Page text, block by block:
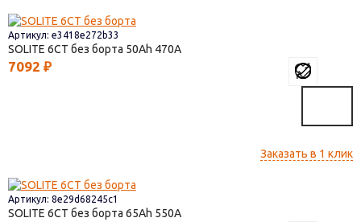
Артикул: e3418e272b33
SOLITE 6СТ без борта 50 470
7092 ₽
Заказать в 1 клик
Артикул: 8e29d68245c1
SOLITE 6СТ без борта 65 550